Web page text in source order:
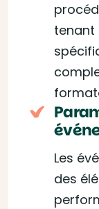
tenant
Les
des